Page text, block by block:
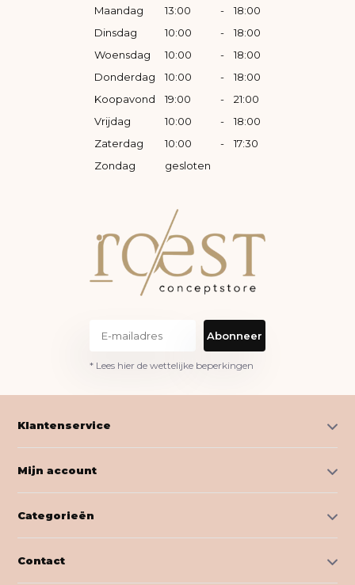
Maandag 13:00 -
18:00
Dinsdag
10:00 -
18:00
Woensdag
10:00 -
18:00
Donderdag
10:00 -
18:00
Koopavond
19:00 -
21:00
Vrijdag
10:00 -
18:00
Zaterdag
10:00 -
17:30
Zondag
gesloten
Abonneer
* Lees hier de wettelijke beperkingen
Klantenservice
Mijn account
Categorieën
Contact